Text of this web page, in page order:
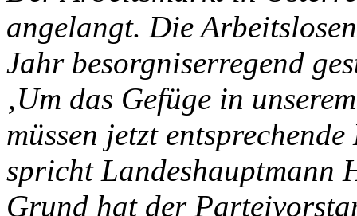
angelangt. Die
Jahr besorgniserregend
‚Um das Gefüge in
müssen jetzt
spricht Landeshauptmann
Grund hat der